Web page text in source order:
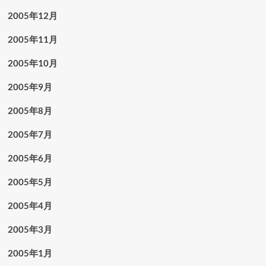
2005年12月
2005年11月
2005年10月
2005年9月
2005年8月
2005年7月
2005年6月
2005年5月
2005年4月
2005年3月
2005年1月